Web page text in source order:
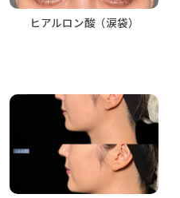
ヒアルロン酸（涙袋）